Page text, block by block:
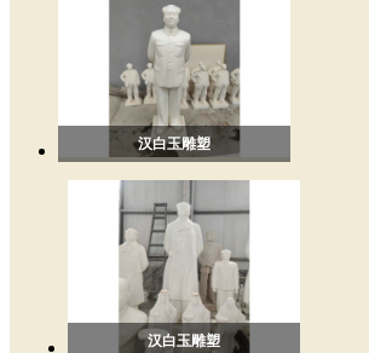
汉白玉雕塑
汉白玉雕塑